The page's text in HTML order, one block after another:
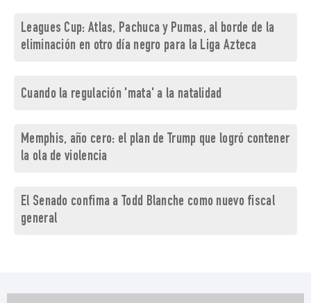
Leagues Cup: Atlas, Pachuca y Pumas, al borde de la
eliminación en otro día negro para la Liga Azteca
Cuando la regulación 'mata' a la natalidad
Memphis, año cero: el plan de Trump que logró contener
la ola de violencia
El Senado confima a Todd Blanche como nuevo fiscal
general